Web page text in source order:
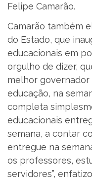
Felipe Camarão.
Camarão também
do Estado, que
educacionais em
orgulho de dizer,
melhor governador
educação, na
completa
educacionais
semana, a contar
entregue na
os professores,
servidores”,